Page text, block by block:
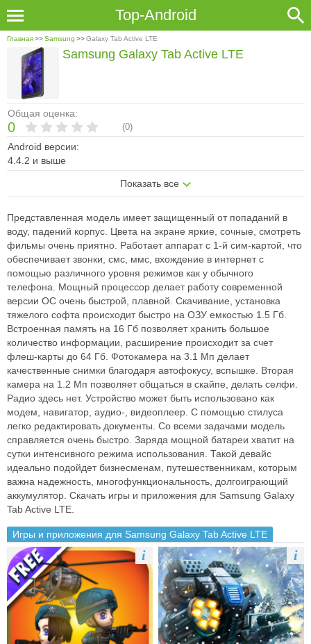
Top-Android
Главная>>Samsung >>Galaxy Tab Active LTE
Общая оценка:
0 (0)
Android версии:
4.4.2 и выше
Показать все
Samsung Galaxy Tab Active LTE
Представленная модель имеет защищенный от попаданий в
воду, падений корпус. Цвета на экране яркие, сочные, смотреть
фильмы очень приятно. Работает аппарат с 1-й сим-картой, что
обеспечивает звонки, смс, ммс, вхождение в интернет с
помощью различного уровня режимов как у обычного
телефона. Мощный процессор делает работу современной
версии ОС очень быстрой, плавной. Скачивание, установка
тяжелого софта происходит быстро на ОЗУ емкостью 1.5 Гб.
Встроенная память на 16 Гб позволяет хранить большое
количество информации, расширение происходит за счет
флеш-карты до 64 Гб. Фотокамера на 3.1 Мп делает
качественные снимки благодаря автофокусу, вспышке. Вторая
камера на 1.2 Мп позволяет общаться в скайпе, делать селфи.
Радио здесь нет. Устройство может быть использовано как
модем, навигатор, аудио-, видеоплеер. С помощью стилуса
легко редактировать документы. Со всеми задачами модель
справляется очень быстро. Заряда мощной батареи хватит на
сутки интенсивного режима использования. Такой девайс
идеально подойдет бизнесменам, путешественникам, которым
важна надежность, многофункциональность, долгоиграющий
аккумулятор. Скачать игры и приложения для Samsung Galaxy
Tab Active LTE.
Игры и приложения для Samsung Galaxy Tab Active LTE
i i